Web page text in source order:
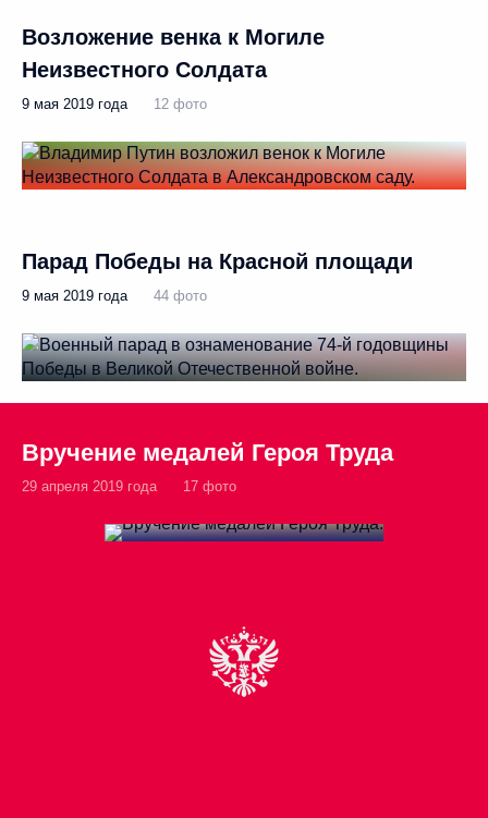
Возложение венка к Могиле
Неизвестного Солдата
9 мая 2019 года 12 фото
Парад Победы на Красной площади
9 мая 2019 года 44 фото
Вручение медалей Героя Труда
29 апреля 2019 года 17 фото